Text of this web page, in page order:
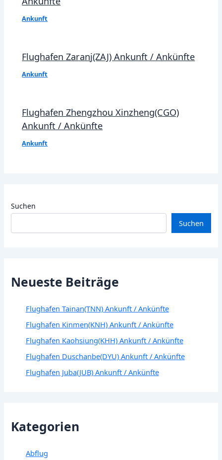
Ankunft
Flughafen Zaranj(ZAJ) Ankunft / Ankünfte
Ankunft
Flughafen Zhengzhou Xinzheng(CGO)
Ankunft / Ankünfte
Ankunft
Suchen
Suchen
Neueste Beiträge
Flughafen Tainan(TNN) Ankunft / Ankünfte
Flughafen Kinmen(KNH) Ankunft / Ankünfte
Flughafen Kaohsiung(KHH) Ankunft / Ankünfte
Flughafen Duschanbe(DYU) Ankunft / Ankünfte
Flughafen Juba(JUB) Ankunft / Ankünfte
Kategorien
Abflug